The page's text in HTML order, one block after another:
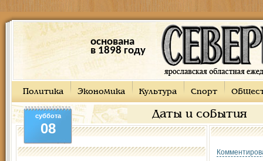
основана
в 1898 году
Политика Экономика Культура Спорт
Даты и события
суббота
08